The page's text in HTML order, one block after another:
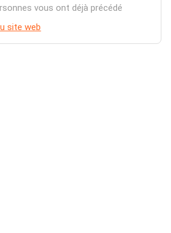
vous ont déjà précédé
site web